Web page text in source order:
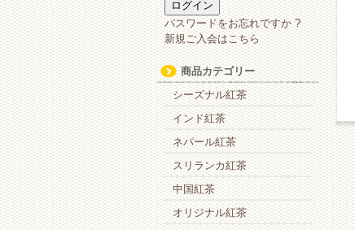
パスワードをお忘れですか ?
新規ご入会はこちら
商品カテゴリー
シーズナル紅茶
インド紅茶
ネパール紅茶
スリランカ紅茶
中国紅茶
オリジナル紅茶